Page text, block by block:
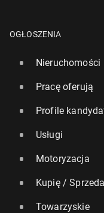
OGŁOSZENIA
Nieruchomości
Pracę oferują
Profile
Usługi
Motoryzacja
Kupię /
Towarzyskie